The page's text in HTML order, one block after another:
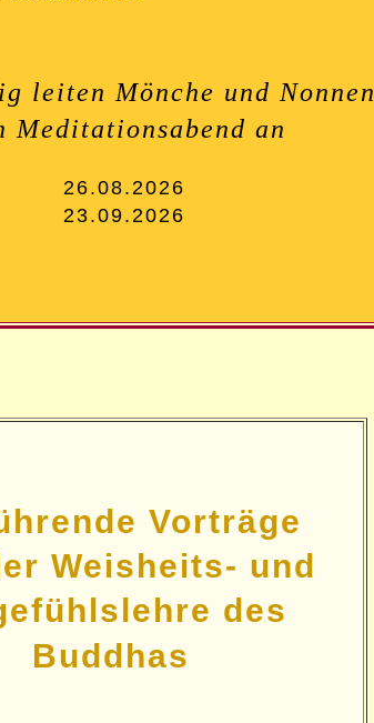
leiten Mönche und Nonnen
Meditationsabend an
26.08.2026
23.09.2026
Vorträge
Weisheits- und
des
Buddhas